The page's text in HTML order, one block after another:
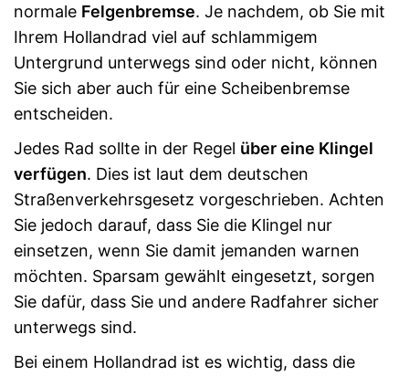
normale Felgenbremse. Je nachdem, ob Sie mit
Ihrem Hollandrad viel auf schlammigem
Untergrund unterwegs sind oder nicht, können
Sie sich aber auch für eine Scheibenbremse
entscheiden.
Jedes Rad sollte in der Regel über eine Klingel
verfügen. Dies ist laut dem deutschen
Straßenverkehrsgesetz vorgeschrieben. Achten
Sie jedoch darauf, dass Sie die Klingel nur
einsetzen, wenn Sie damit jemanden warnen
möchten. Sparsam gewählt eingesetzt, sorgen
Sie dafür, dass Sie und andere Radfahrer sicher
unterwegs sind.
Bei einem Hollandrad ist es wichtig, dass die